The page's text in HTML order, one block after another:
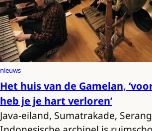
nieuws
Het huis van de Gamelan,
heb je je hart verloren’
Java-eiland, Sumatrakade,